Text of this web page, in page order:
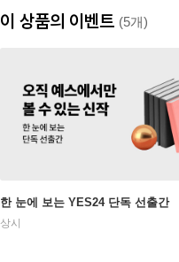
이 상품의 이벤트 (5개)
한 눈에 보는 YES24 단독 선출간
상시